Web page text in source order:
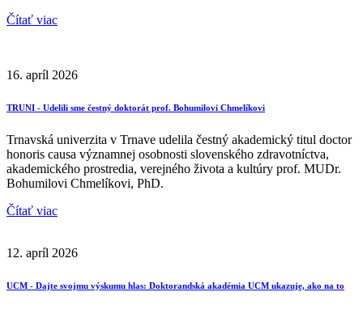
Čítať viac
16. apríl 2026
TRUNI - Udelili sme čestný doktorát prof. Bohumilovi Chmelíkovi
Trnavská univerzita v Trnave udelila čestný akademický titul doctor
honoris causa významnej osobnosti slovenského zdravotníctva,
akademického prostredia, verejného života a kultúry prof. MUDr.
Bohumilovi Chmelíkovi, PhD.
Čítať viac
12. apríl 2026
UCM - Dajte svojmu výskumu hlas: Doktorandská akadémia UCM ukazuje, ako na to